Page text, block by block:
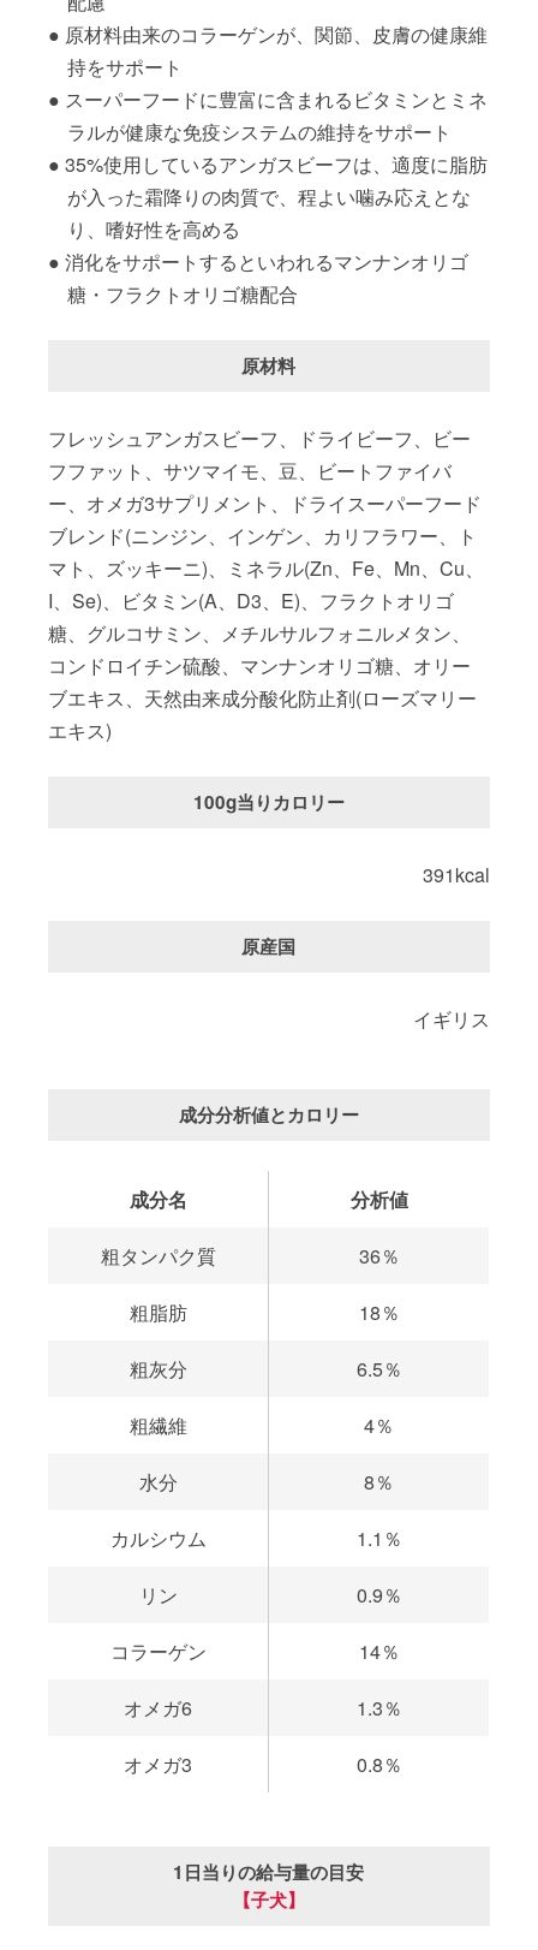
原材料由来のコラーゲンが、関節、皮膚の健康維
持をサポート
スーパーフードに豊富に含まれるビタミンとミネ
ラルが健康な免疫システムの維持をサポート
35%使用しているアンガスビーフは、適度に脂肪
が入った霜降りの肉質で、程よい噛み応えとな
り、嗜好性を高める
消化をサポートするといわれるマンナンオリゴ
糖・フラクトオリゴ糖配合
原材料
フレッシュアンガスビーフ、ドライビーフ、ビー
フファット、サツマイモ、豆、ビートファイバ
ー、オメガ3サプリメント、ドライスーパーフード
ブレンド(ニンジン、インゲン、カリフラワー、ト
マト、ズッキーニ)、ミネラル(Zn、Fe、Mn、Cu、
I、Se)、ビタミン(A、D3、E)、フラクトオリゴ
糖、グルコサミン、メチルサルフォニルメタン、
コンドロイチン硫酸、マンナンオリゴ糖、オリー
ブエキス、天然由来成分酸化防止剤(ローズマリー
エキス)
100g当りカロリー
391kcal
原産国
イギリス
成分分析値とカロリー
成分名 分析値
粗タンパク質 36％
粗脂肪 18％
粗灰分 6.5％
粗繊維 4％
水分 8％
カルシウム 1.1％
リン 0.9％
コラーゲン 14％
オメガ6 1.3％
オメガ3 0.8％
1日当りの給与量の目安
【子犬】